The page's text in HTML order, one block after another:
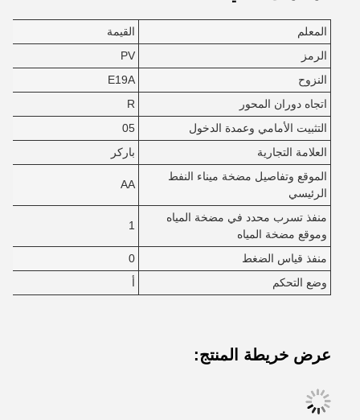
المعلم
القيمة
الرمز
PV
النزوح
E19A
اتجاه دوران المحور
R
التثبيت الأمامي وعمدة الدخول
05
العلامة التجارية
باركر
الموقع وتفاصيل مضخة ميناء النفط
الرئيسي
AA
منفذ تسرب محدد في مضخة المياه
وموقع مضخة المياه
1
منفذ قياس الضغط
0
وضع التحكم
أ
عرض خريطة المنتج: